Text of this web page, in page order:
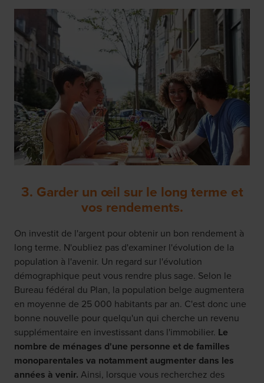
3. Garder un œil sur le long terme et
vos rendements.
On investit de l'argent pour obtenir un bon rendement à
long terme. N'oubliez pas d'examiner l'évolution de la
population à l'avenir. Un regard sur l'évolution
démographique peut vous rendre plus sage. Selon le
Bureau fédéral du Plan, la population belge augmentera
en moyenne de 25 000 habitants par an. C'est donc une
bonne nouvelle pour quelqu'un qui cherche un revenu
supplémentaire en investissant dans l'immobilier. Le
nombre de ménages d'une personne et de familles
monoparentales va notamment augmenter dans les
années à venir. Ainsi, lorsque vous recherchez des